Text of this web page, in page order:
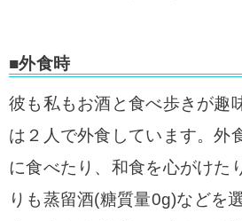
■外食時
彼も私もお酒と食べ歩きが趣
は２人で外食しています。外
に食べたり、和食を心がけた
りも蒸留酒(糖質量0g)などを